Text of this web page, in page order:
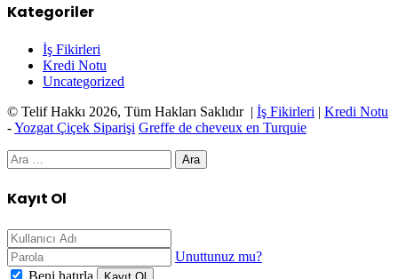
Kategoriler
İş Fikirleri
Kredi Notu
Uncategorized
© Telif Hakkı 2026, Tüm Hakları Saklıdır | İş Fikirleri | Kredi Notu
-Yozgat Çiçek Siparişi Greffe de cheveux en Turquie
Facebook
Twitter
WhatsApp
Telegram
Başa
dön
Kapalı
Arama:
Kapalı
Kayıt Ol
Unuttunuz mu?
Beni hatırla